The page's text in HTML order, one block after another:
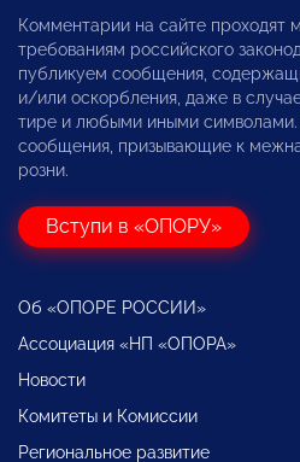
Комментарии на сайте проходят
требованиям российского
публикуем сообщения,
и/или оскорбления, даже в
тире и любыми иными
сообщения, призывающие к
розни.
Вступи в «ОПОРУ»
Об «ОПОРЕ РОССИИ»
Ассоциация «НП «ОПОРА»
Новости
Комитеты и Комиссии
Региональное развитие